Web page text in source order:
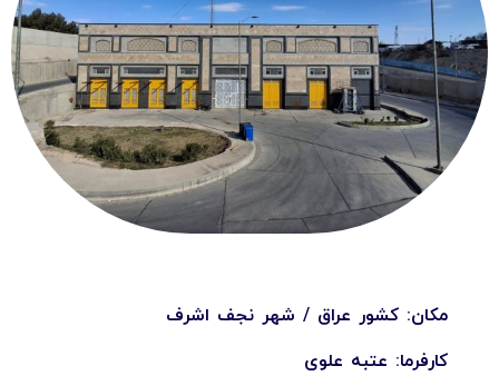
مکان: کشور عراق / شهر نجف اشرف
کارفرما: عتبه علوی